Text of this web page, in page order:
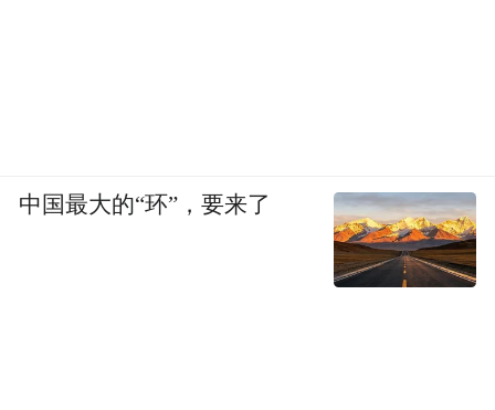
中国最大的“环”，要来了